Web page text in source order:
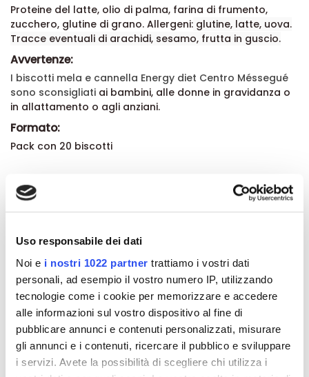
Uso responsabile dei dati
Noi e i nostri 1022 partner trattiamo i vostri dati
personali, ad esempio il vostro numero IP, utilizzando
tecnologie come i cookie per memorizzare e accedere
alle informazioni sul vostro dispositivo al fine di
pubblicare annunci e contenuti personalizzati, misurare
gli annunci e i contenuti, ricercare il pubblico e sviluppare
i servizi. Avete la possibilità di scegliere chi utilizza i
Proteine del latte, olio di palma, farina di frumento,
zucchero, glutine di grano. Allergeni: glutine, latte, uova.
Tracce eventuali di arachidi, sesamo, frutta in guscio.
Avvertenze:
I biscotti mela e cannella Energy diet Centro Méssegué
sono sconsigliati ai bambini, alle donne in gravidanza o
in allattamento o agli anziani.
Formato:
Pack con 20 biscotti
Dettagli del prodotto
About Centro Mességué
Recensioni
Altri prodotti che potrebbero